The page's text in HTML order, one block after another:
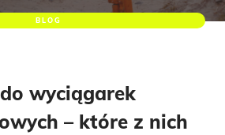
BLOG
wyciągarek
– które z nich